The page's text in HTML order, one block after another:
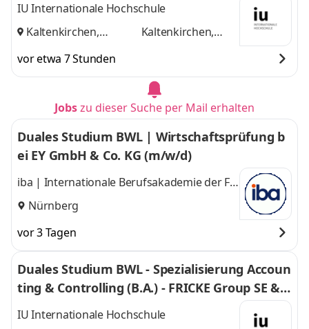
IU Internationale Hochschule
Kaltenkirchen,
Kaltenkirchen,
vor etwa 7 Stunden
Jobszu dieser Suche per Mail erhalten
Duales Studium BWL | Wirtschaftsprüfung b
ei EY GmbH & Co. KG (m/w/d)
iba | Internationale Berufsakademie der F +
U Unternehmensgruppe gGmbH
Nürnberg
vor 3 Tagen
Duales Studium BWL - Spezialisierung Accoun
ting & Controlling (B.A.) - FRICKE Group SE & C
o. KG
IU Internationale Hochschule